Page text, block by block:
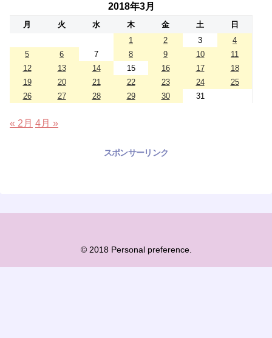
2018年3月
月 火 水 木 金 土
日
1
2 3
4
5
6 7 8 9 10
11
12
13 14 15 16 17
18
19
20 21 22 23 24
25
26
27 28 29 30 31
« 2月 4月 »
スポンサーリンク
© 2018 Personal preference.